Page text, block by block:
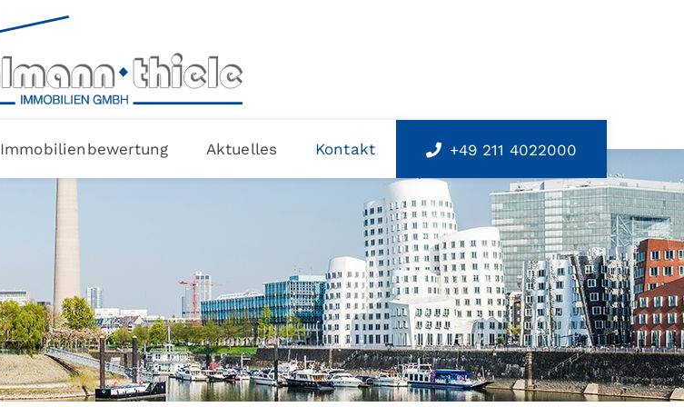
Immobilienbewertung Aktuelles Kontakt +49 211 4022000